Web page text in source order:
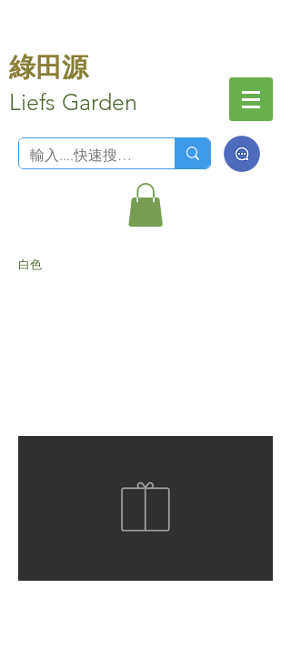
綠田源
Liefs Garden
白色